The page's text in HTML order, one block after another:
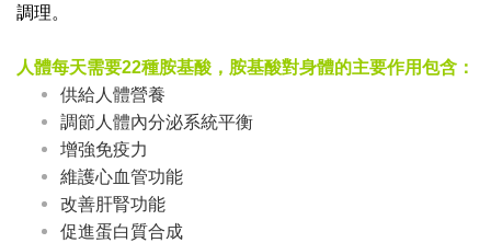
調理。
人體每天需要22種胺基酸，胺基酸對身體的主要作用包含：
供給人體營養
調節人體內分泌系統平衡
增強免疫力
維護心血管功能
改善肝腎功能
促進蛋白質合成